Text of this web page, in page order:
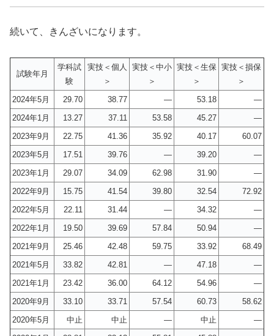
続いて、きんざいになります。
試験年月
学科試
験
実技＜個人
＞
実技＜中小
＞
実技＜生保
＞
実技＜損保
＞
2024年5月
29.70 38.77 ― 53.18
―
2024年1月
13.27 37.11 53.58 45.27
―
2023年9月
22.75 41.36 35.92 40.17
60.07
2023年5月
17.51 39.76 ― 39.20
―
2023年1月
29.07 34.09 62.98 31.90
―
2022年9月
15.75 41.54 39.80 32.54
72.92
2022年5月
22.11 31.44 ― 34.32
―
2022年1月
19.50 39.69 57.84 50.94
―
2021年9月
25.46 42.48 59.75 33.92
68.49
2021年5月
33.82 42.81 ― 47.18
―
2021年1月
23.42 36.00 64.12 54.96
―
2020年9月
33.10 33.71 57.54 60.73
58.62
2020年5月
中止 中止 ― 中止
―